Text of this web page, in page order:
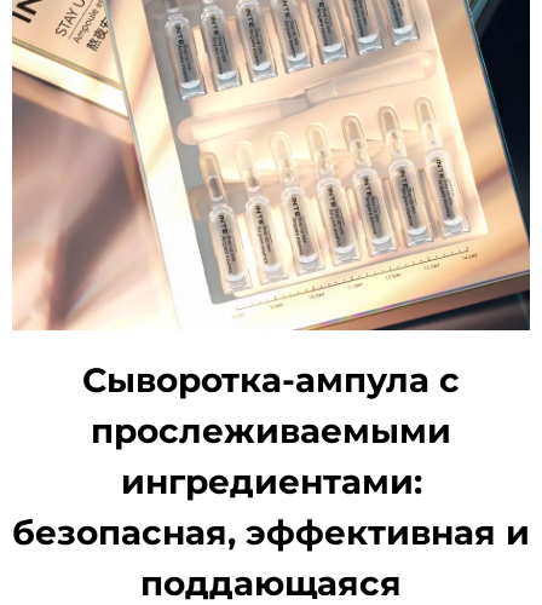
Сыворотка-ампула с
прослеживаемыми
ингредиентами:
безопасная, эффективная и
поддающаяся